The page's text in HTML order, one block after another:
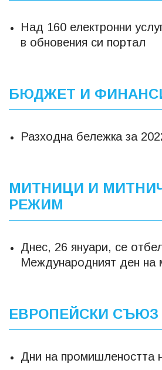
Над 160 електронни
в обновения си портал
БЮДЖЕТ И
Разходна бележка за
МИТНИЦИ И
РЕЖИМ
Днес, 26 януари, се
Международният ден на
ЕВРОПЕЙСКИ СЪЮЗ
Дни на промишлеността